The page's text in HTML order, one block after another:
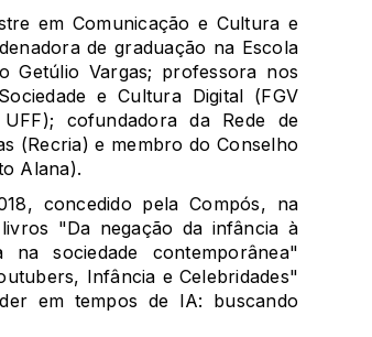
em Comunicação e Cultura e
de graduação na Escola
Getúlio Vargas; professora nos
e Cultura Digital (FGV
cofundadora da Rede de
(Recria) e membro do Conselho
Alana).
concedido pela Compós, na
"Da negação da infância à
sociedade contemporânea"
Infância e Celebridades"
em tempos de IA: buscando